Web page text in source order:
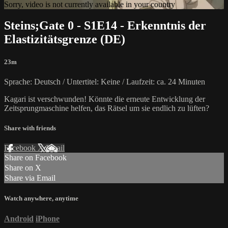
Sorry, video is not currently available in your country
Steins;Gate 0 - S1E14 - Erkenntnis der
Elastizitätsgrenze (DE)
23m
Sprache: Deutsch / Untertitel: Keine / Laufzeit: ca. 24 Minuten
Kagari ist verschwunden! Könnte die erneute Entwicklung der
Zeitsprungmaschine helfen, das Rätsel um sie endlich zu lüften?
Share with friends
Facebook XEmail
Share on Facebook
Share on X
Share via Email
Watch anywhere, anytime
Android iPhone